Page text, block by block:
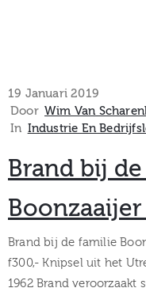
19 Januari 2019
Door Wim Van
In Industrie En
Brand bij
Brand bij de familie
f300,- Knipsel uit het
1962 Brand veroorzaakt